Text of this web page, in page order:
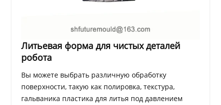
Литьевая форма для чистых деталей
робота
Вы можете выбрать различную обработку
поверхности, такую ​​как полировка, текстура,
гальваника пластика для литья под давлением